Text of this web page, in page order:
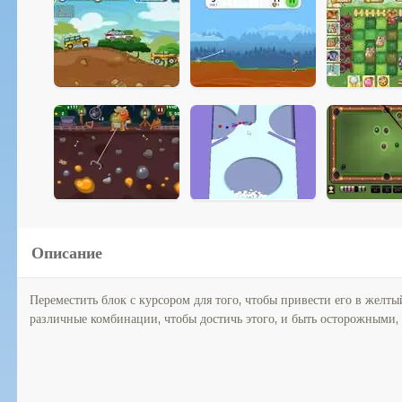
Описание
Переместить блок с курсором для того, чтобы привести его в
различные комбинации, чтобы достичь этого, и быть